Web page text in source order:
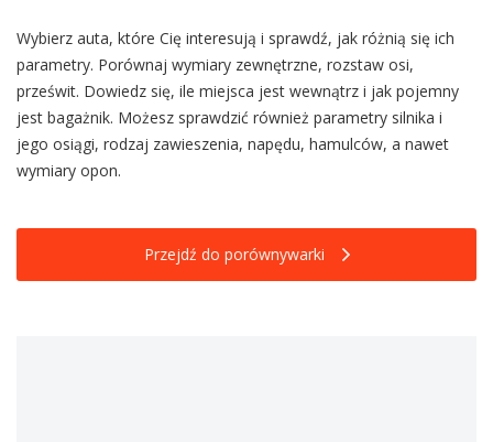
Wybierz auta, które Cię interesują i sprawdź, jak różnią się ich
parametry. Porównaj wymiary zewnętrzne, rozstaw osi,
prześwit. Dowiedz się, ile miejsca jest wewnątrz i jak pojemny
jest bagażnik. Możesz sprawdzić również parametry silnika i
jego osiągi, rodzaj zawieszenia, napędu, hamulców, a nawet
wymiary opon.
Przejdź do porównywarki